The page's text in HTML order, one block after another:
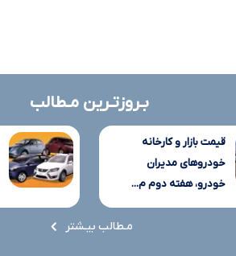
بـروزتـرین مـطالب
قیمت بازار و کارخانه
خودروهای مدیران
خودرو، هفته دوم م...
مـطالب بیـشتر